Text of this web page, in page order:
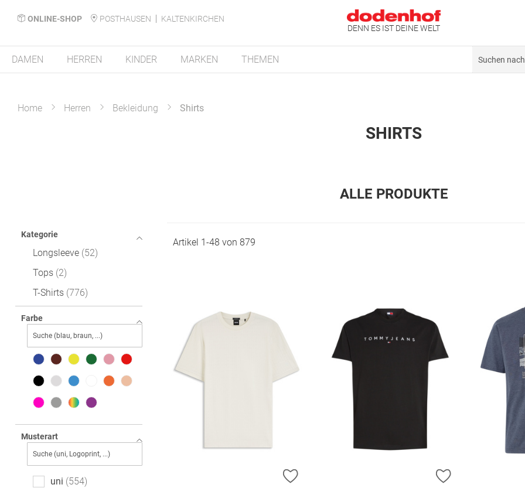
ONLINE-SHOP POSTHAUSEN
KALTENKIRCHEN
DENN ES IST DEINE WELT
DAMEN HERREN KINDER MARKEN THEMEN
Home Herren Bekleidung Shirts
SHIRTS
ALLE PRODUKTE
Kategorie
Longsleeve 52
Tops 2
T-Shirts 776
Farbe
Musterart
uni 554
Artikel 1-48 von 879
ZUR WUNSCHLISTE HINZUFÜGEN ZUR